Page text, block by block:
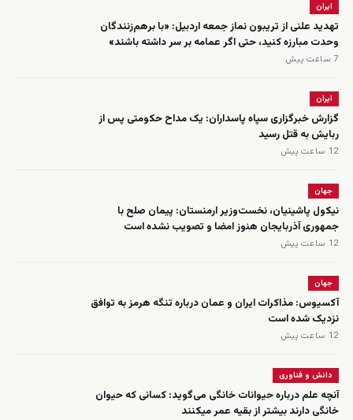
ایران
تهدید علنی از تریبون نماز جمعه اردبیل: «با برهم‌زنندگان
وحدت مبارزه کنید، حتی اگر عمامه بر سر داشته باشند»
7 ساعت پیش
ایران
گزارش خبرگزاری سپاه پاسداران: یک مداح حکومتی پس از
ربایش به قتل رسید
12 ساعت پیش
جهان
نیکول پاشینیان، نخست‌وزیر ارمنستان: پیمان صلح با
جمهوری آذربایجان هنوز امضا و تصویب نشده است
12 ساعت پیش
جهان
آکسیوس: مذاکرات ایران و عمان درباره تنگه هرمز به توافق
نزدیک شده است
12 ساعت پیش
دانش و فناوری
آنچه علم درباره حیوانات خانگی می‌گوید: کسانی که حیوان
خانگی دارند بیشتر از بقیه عمر میکنند